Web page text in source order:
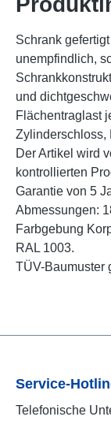
Schrank
unempfindlich,
und
Flächentraglast
Zylinderschloss,
Der Artikel wird
kontrollierten
Garantie von 5
Abmessungen:
Farbgebung
RAL 1003.
TÜV-Baumuster
Service-
Telefonische